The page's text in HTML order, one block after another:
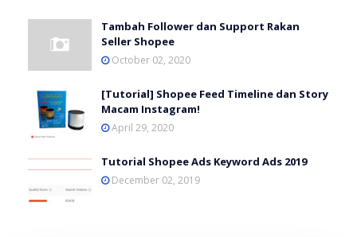
Tambah Follower dan Support Rakan
Seller Shopee
October 02, 2020
[Tutorial] Shopee Feed Timeline dan Story
Macam Instagram!
April 29, 2020
Tutorial Shopee Ads Keyword Ads 2019
December 02, 2019